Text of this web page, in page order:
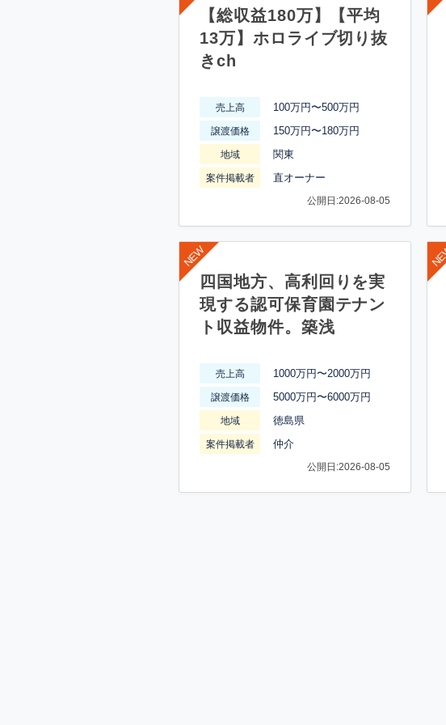
【総収益180万】【平均
13万】ホロライブ切り抜
きch
売上高 100万円〜500万円
譲渡価格 150万円〜180万円
地域 関東
案件掲載者 直オーナー
公開日:2026-08-05
四国地方、高利回りを実
現する認可保育園テナン
ト収益物件。築浅
売上高 1000万円〜2000万円
譲渡価格 5000万円〜6000万円
地域 徳島県
案件掲載者 仲介
公開日:2026-08-05